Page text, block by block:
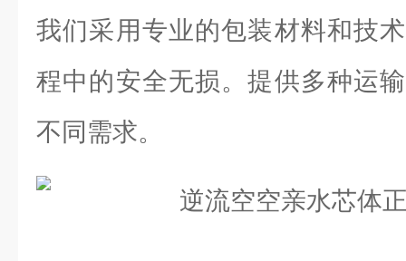
我们采用专业的包装材料和技
程中的安全无损。提供多种运
不同需求。